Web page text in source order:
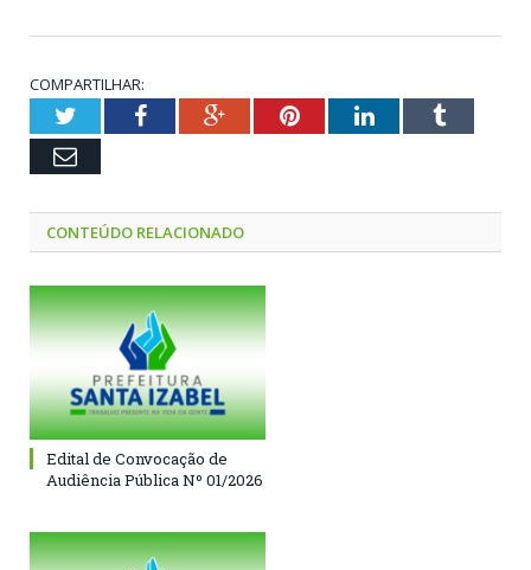
COMPARTILHAR:
TwitterFacebookGoogle+PinterestLinkedInTumblr
Email
CONTEÚDO RELACIONADO
Edital de Convocação de
Audiência Pública Nº 01/2026